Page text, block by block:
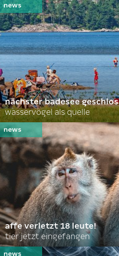
nächster badesee
wasservögel als quelle
affe verletzt 18 leute!
tier jetzt eingefangen